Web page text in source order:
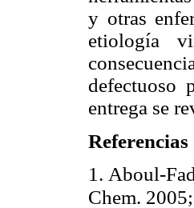
y otras
etiología
defectuoso
entrega se
Referencias
1. Aboul-
Chem.